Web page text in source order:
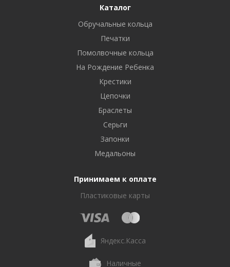
Каталог
Обручальные кольца
Печатки
Помолвочные кольца
На Рождение Ребенка
Крестики
Цепочки
Браслеты
Серьги
Запонки
Медальоны
Принимаем к оплате
Пластиковые карты
Яндекс.Касса
Наличные